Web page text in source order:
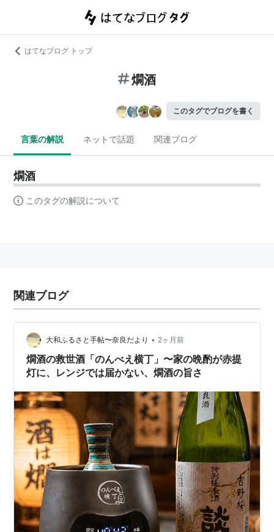
はてなブログ トップ
燗酒
このタグでブログを書く
言葉の解説 ネットで話題 関連ブログ
燗酒
このタグの解説について
関連ブログ
大和ふるさと手帖〜奈良だより • 2ヶ月前
燗酒の救世酒「のんべえ横丁」〜家の晩酌が赤提
灯に、レンジでは届かない、燗酒の旨さ